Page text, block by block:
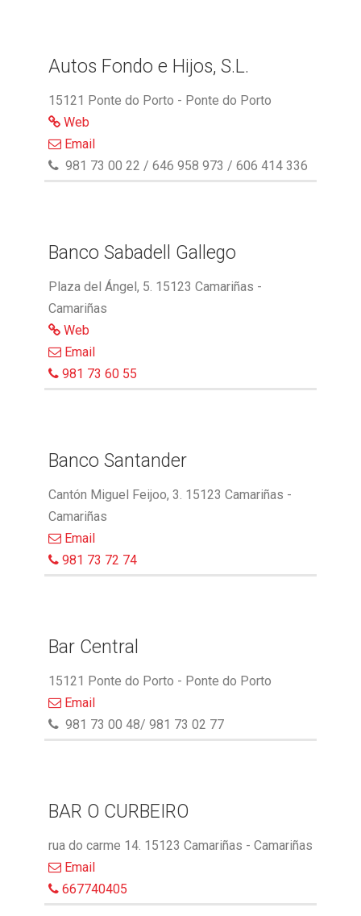
Autos Fondo e Hijos, S.L.
15121 Ponte do Porto - Ponte do Porto
Web
Email
981 73 00 22 / 646 958 973 / 606 414 336
Banco Sabadell Gallego
Plaza del Ángel, 5. 15123 Camariñas -
Camariñas
Web
Email
981 73 60 55
Banco Santander
Cantón Miguel Feijoo, 3. 15123 Camariñas -
Camariñas
Email
981 73 72 74
Bar Central
15121 Ponte do Porto - Ponte do Porto
Email
981 73 00 48/ 981 73 02 77
BAR O CURBEIRO
rua do carme 14. 15123 Camariñas - Camariñas
Email
667740405